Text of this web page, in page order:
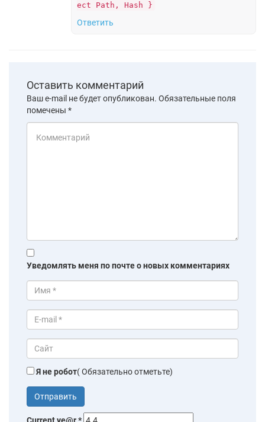
ect Path, Hash }
Ответить
Оставить комментарий
Ваш e-mail не будет опубликован. Обязательные поля
помечены *
Уведомлять меня по почте о новых комментариях
Я не робот( Обязательно отметьте)